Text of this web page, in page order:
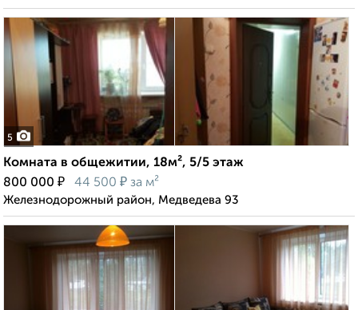
5
Комната в общежитии, 18м², 5/5 этаж
800 000 ₽ 44 500 ₽ за м²
Железнодорожный район, Медведева 93